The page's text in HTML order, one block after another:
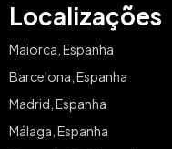
Localizações
Maiorca, Espanha
Barcelona, Espanha
Madrid, Espanha
Málaga, Espanha